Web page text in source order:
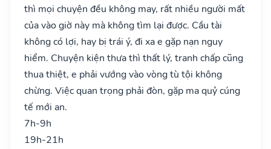
thì mọi chuyện đều không may, rất nhiều người mất
của vào giờ này mà không tìm lại được. Cầu tài
không có lợi, hay bị trái ý, đi xa e gặp nạn nguy
hiểm. Chuyện kiện thưa thì thất lý, tranh chấp cũng
thua thiệt, e phải vướng vào vòng tù tội không
chừng. Việc quan trọng phải đòn, gặp ma quỷ cúng
tế mới an.
7h-9h
19h-21h